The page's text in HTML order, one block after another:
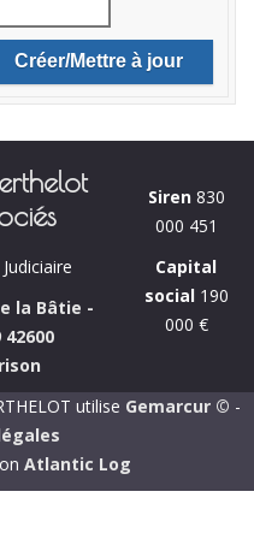
la Bâtie -
42600
Siren830
000 451
Capital
social190
000 €
utilise Gemarcur © -
Atlantic Log